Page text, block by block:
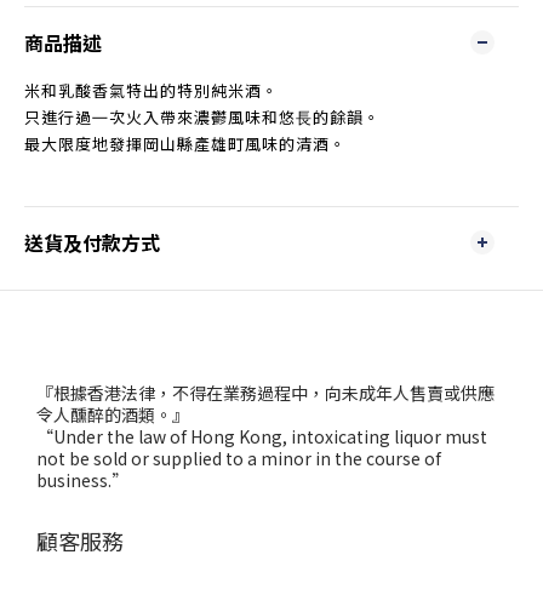
商品描述
米和乳酸香氣特出的特別純米酒。
只進行過㇐次火入帶來濃鬱風味和悠⾧的餘韻。
最大限度地發揮岡山縣產雄町風味的清酒。
送貨及付款方式
『根據香港法律，不得在業務過程中，向未成年人售賣或供應
令人醺醉的酒類。』
“Under the law of Hong Kong, intoxicating liquor must
not be sold or supplied to a minor in the course of
business.”
顧客服務